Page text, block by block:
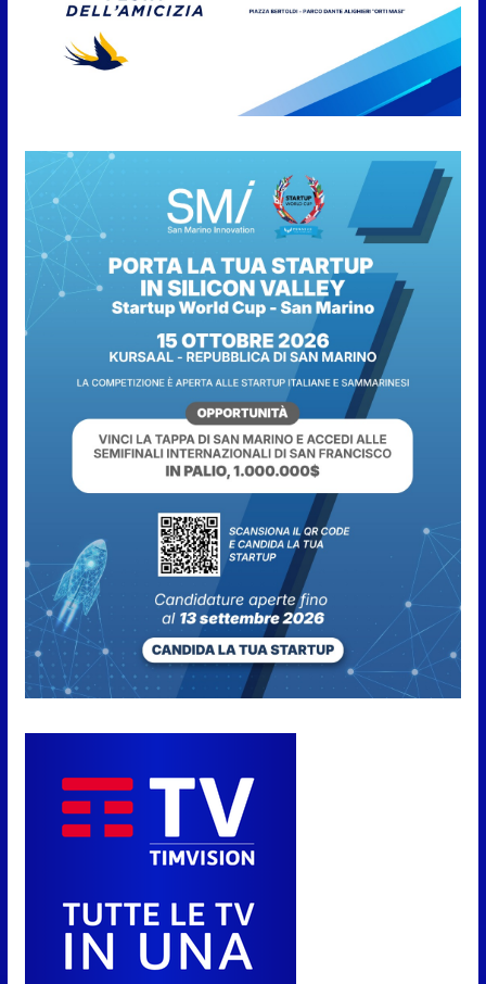
partnership tra FIFA+ e DAZN